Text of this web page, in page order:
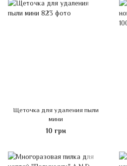
Щеточка для удаления пыли
мини
10 грн